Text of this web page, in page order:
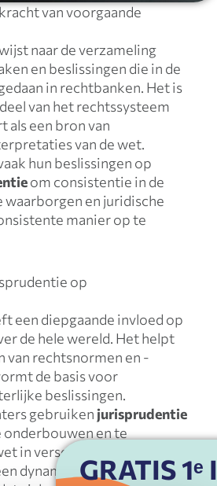
GRATIS
van voorgaande
naar de verzameling
en beslissingen die in de
in rechtbanken. Het is
van het rechtssysteem
als een bron van
van de wet.
hun beslissingen op
om consistentie in de
waarborgen en juridische
manier op te
op
een diepgaande invloed op
de hele wereld. Het helpt
van rechtsnormen en -
de basis voor
beslissingen.
gebruiken jurisprudentie
en te
in verschillende situaties is
dynamisch en evoluerend